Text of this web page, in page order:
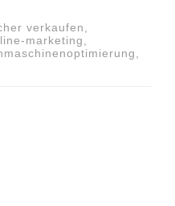
verkaufen,
marketing,